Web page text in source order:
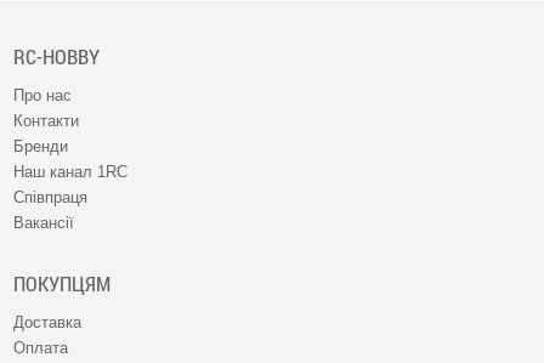
RC-HOBBY
Про нас
Контакти
Бренди
Наш канал 1RC
Співпраця
Вакансії
ПОКУПЦЯМ
Доставка
Оплата